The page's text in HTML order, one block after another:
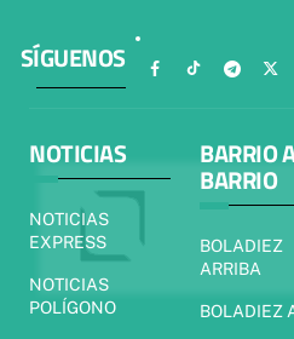
SÍGUENOS
NOTICIAS
NOTICIAS
EXPRESS
NOTICIAS
POLÍGONO
BARRIO
BARRIO
BOLADIEZ
ARRIBA
BOLADIEZ